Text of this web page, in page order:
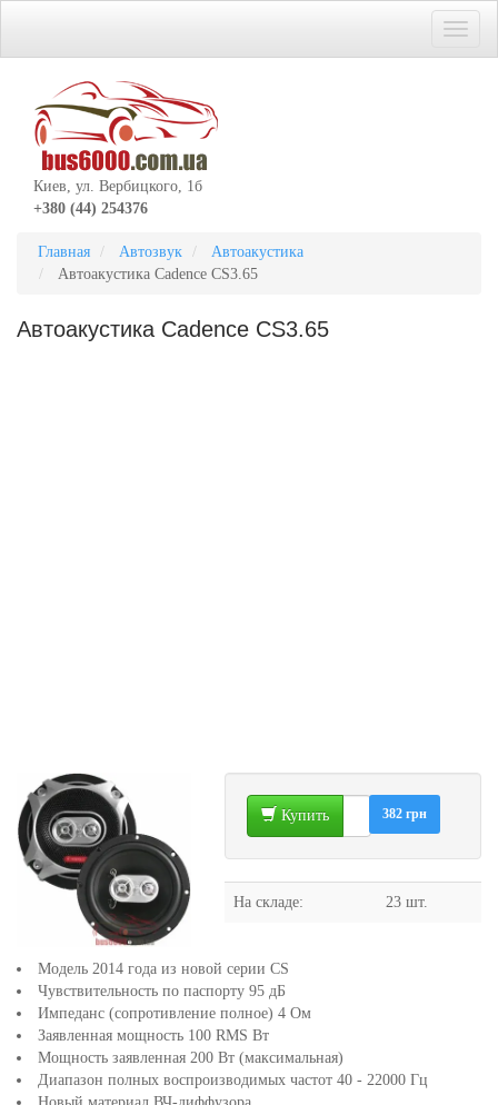
Киев, ул. Вербицкого, 1б
+380 (44) 254376
Главная Автозвук
Автоакустика
Автоакустика Cadence CS3.65
Автоакустика Cadence CS3.65
Купить 382 грн
На складе: 23 шт.
Модель 2014 года из новой серии CS
Чувствительность по паспорту 95 дБ
Импеданс (сопротивление полное) 4 Ом
Заявленная мощность 100 RMS Вт
Мощность заявленная 200 Вт (максимальная)
Диапазон полных воспроизводимых частот 40 - 22000 Гц